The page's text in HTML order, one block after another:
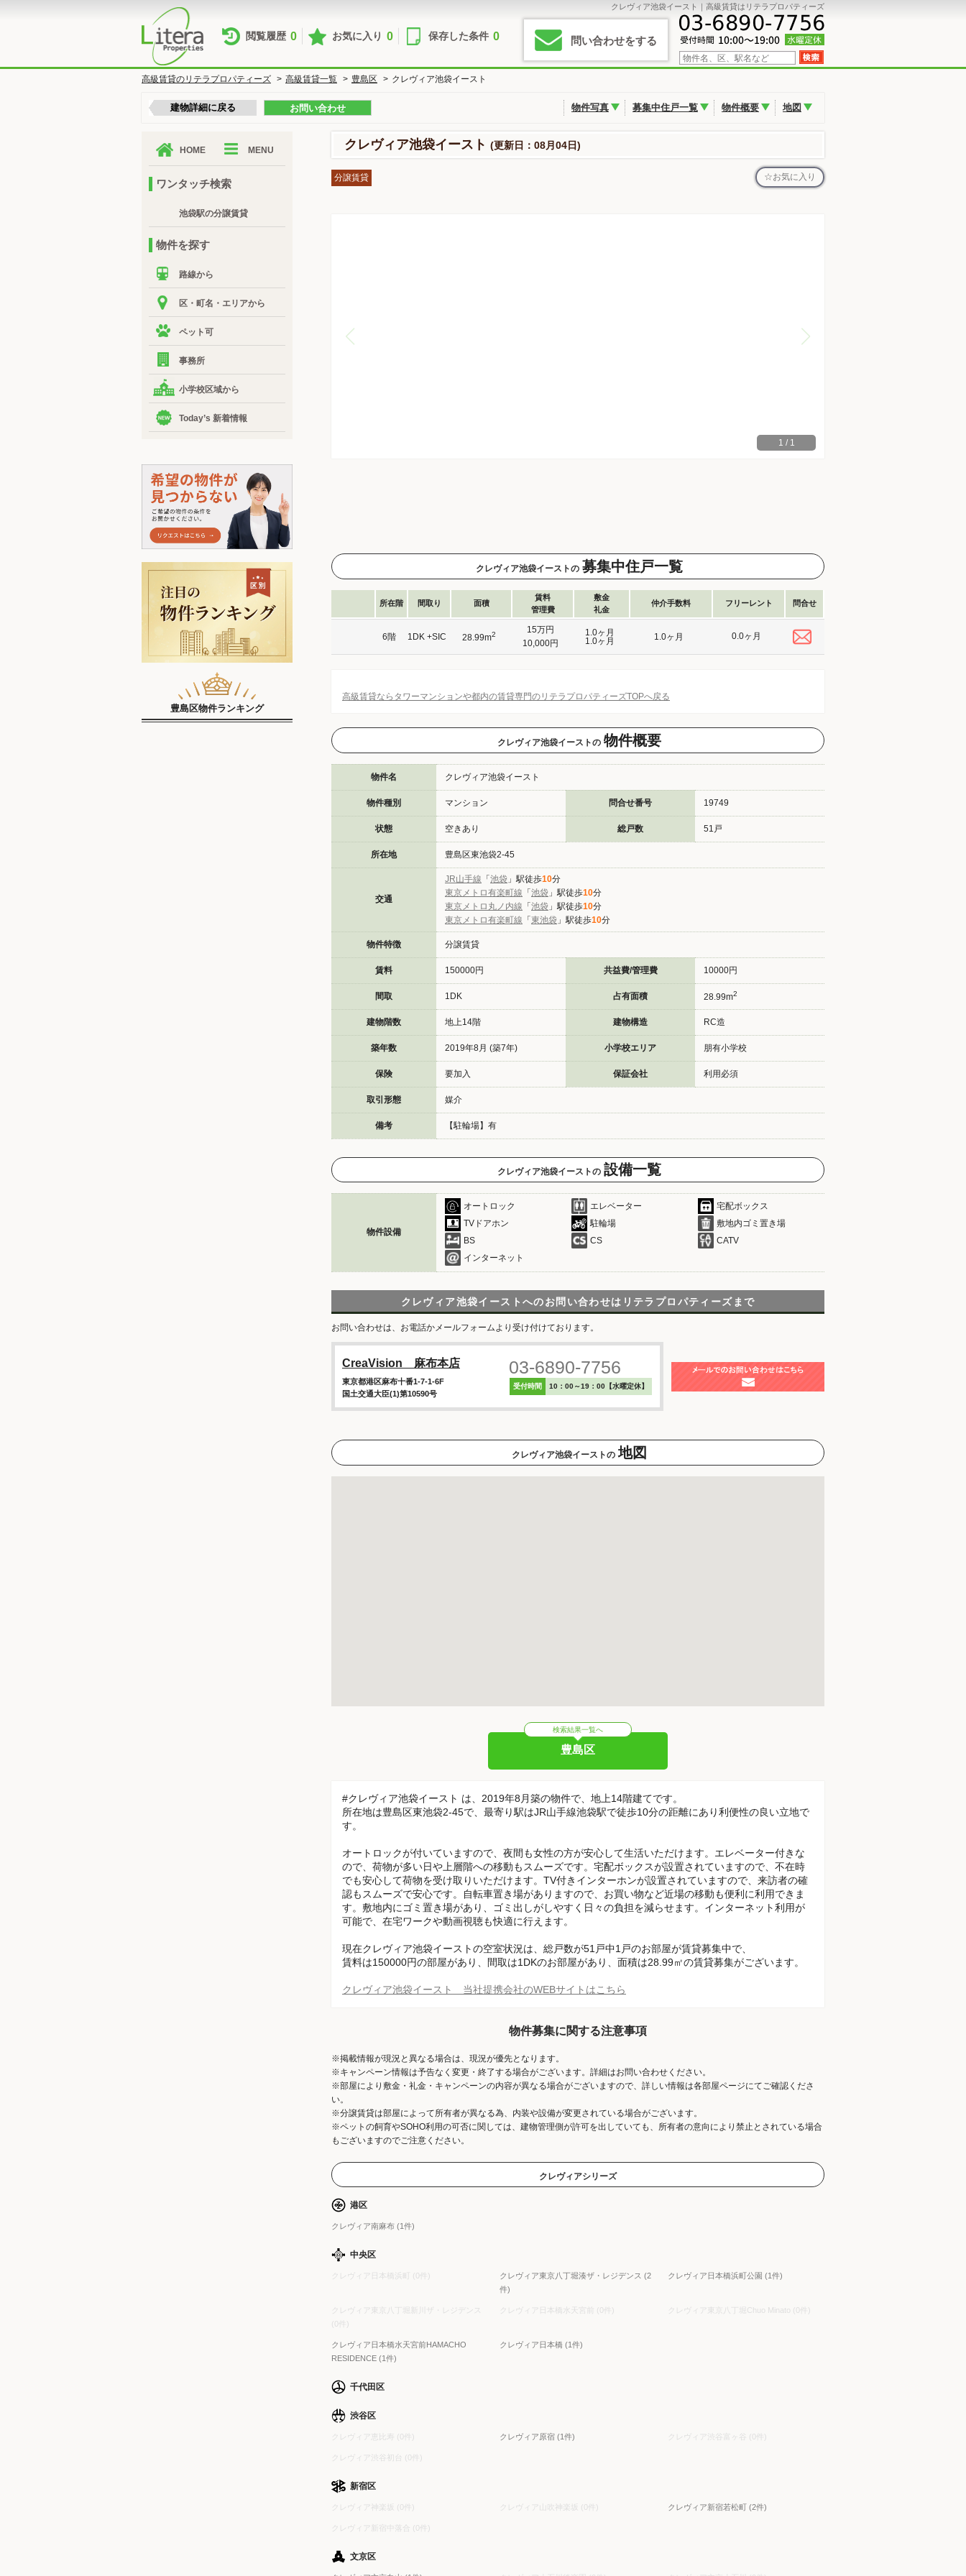
クレヴィア池袋イースト｜高級賃貸はリテラプロパティーズ
閲覧履歴 0 お気に入り 0 保存した条件 0 問い合わせをする
高級賃貸のリテラプロパティーズ > 高級賃貸一覧 > 豊島区 > クレヴィア池袋イースト
建物詳細に戻る お問い合わせ 物件写真 募集中住戸一覧 物件概要 地図
クレヴィア池袋イースト (更新日：08月04日)
分譲賃貸 お気に入り
1 / 1
クレヴィア池袋イーストの 募集中住戸一覧
所在階 間取り 面積
賃料
管理費
敷金
礼金
仲介手数料 フリーレント 問合せ
15万円
10,000円
1.0ヶ月
1.0ヶ月
1.0ヶ月 0.0ヶ月
6階 1DK +SIC 28.99m2
高級賃貸ならタワーマンションや都内の賃貸専門のリテラプロパティーズTOPへ戻る
クレヴィア池袋イーストの 物件概要
物件名 クレヴィア池袋イースト
物件種別 マンション 問合せ番号 19749
状態 空きあり 総戸数 51戸
所在地 豊島区東池袋2-45
交通
JR山手線 「池袋 」駅徒歩10分
東京メトロ有楽町線 「池袋 」駅徒歩10分
東京メトロ丸ノ内線 「池袋 」駅徒歩10分
東京メトロ有楽町線 「東池袋 」駅徒歩10分
物件特徴 分譲賃貸
賃料 150000円 共益費/管理費 10000円
間取 1DK 占有面積 28.99m2
建物階数 地上14階 建物構造 RC造
築年数 2019年8月 (築7年) 小学校エリア 朋有小学校
保険 要加入 保証会社 利用必須
取引形態 媒介
備考 【駐輪場】有
クレヴィア池袋イーストの 設備一覧
物件設備
オートロック エレベーター
宅配ボックス
TVドアホン
駐輪場
敷地内ゴミ置き場
BS
CS
CATV
インターネット
クレヴィア池袋イーストへのお問い合わせは リテラプロパティーズまで
お問い合わせは、お電話かメールフォームより受け付けております。
CreaVision 麻布本店
東京都港区麻布十番1-7-1-6F
国土交通大臣(1)第10590号
03-6890-7756
受付時間 10：00～19：00【水曜定休】
クレヴィア池袋イーストの 地図
検索結果一覧へ
豊島区
#クレヴィア池袋イースト は、2019年8月築の物件で、地上14階建てです。
所在地は豊島区東池袋2-45で、最寄り駅はJR山手線池袋駅で徒歩10分の距離にあり利便性の良い立地で
す。
オートロックが付いていますので、夜間も女性の方が安心して生活いただけます。エレベーター付きな
ので、荷物が多い日や上層階への移動もスムーズです。宅配ボックスが設置されていますので、不在時
でも安心して荷物を受け取りいただけます。TV付きインターホンが設置されていますので、来訪者の確
認もスムーズで安心です。自転車置き場がありますので、お買い物など近場の移動も便利に利用できま
す。敷地内にゴミ置き場があり、ゴミ出しがしやすく日々の負担を減らせます。インターネット利用が
可能で、在宅ワークや動画視聴も快適に行えます。
現在クレヴィア池袋イーストの空室状況は、総戸数が51戸中1戸のお部屋が賃貸募集中で、
賃料は150000円の部屋があり、間取は1DKのお部屋があり、面積は28.99㎡の賃貸募集がございます。
クレヴィア池袋イースト 当社提携会社のWEBサイトはこちら
物件募集に関する注意事項
※掲載情報が現況と異なる場合は、現況が優先となります。
※キャンペーン情報は予告なく変更・終了する場合がございます。詳細はお問い合わせください。
※部屋により敷金・礼金・キャンペーンの内容が異なる場合がございますので、詳しい情報は各部屋ページにてご確認くださ
い。
※分譲賃貸は部屋によって所有者が異なる為、内装や設備が変更されている場合がございます。
※ペットの飼育やSOHO利用の可否に関しては、建物管理側が許可を出していても、所有者の意向により禁止とされている場合
もございますのでご注意ください。
クレヴィアシリーズ
港区
クレヴィア南麻布 (1件)
中央区
クレヴィア日本橋浜町 (0件)
クレヴィア東京八丁堀湊ザ・レジデンス (2
件)
クレヴィア日本橋浜町公園 (1件)
クレヴィア東京八丁堀新川ザ・レジデンス
(0件)
クレヴィア日本橋水天宮前 (0件) クレヴィア東京八丁堀Chuo Minato (0件)
クレヴィア日本橋水天宮前HAMACHO
RESIDENCE (1件)
クレヴィア日本橋 (1件)
千代田区
渋谷区
クレヴィア恵比寿 (0件) クレヴィア原宿 (1件) クレヴィア渋谷富ヶ谷 (0件)
クレヴィア渋谷初台 (0件)
新宿区
クレヴィア神楽坂 (0件) クレヴィア山吹神楽坂 (0件) クレヴィア新宿若松町 (2件)
クレヴィア新宿中落合 (0件)
文京区
HOME MENU
ワンタッチ検索
池袋駅の分譲賃貸
物件を探す
路線から
区・町名・エリアから
ペット可
事務所
小学校区域から
Today’s 新着情報
豊島区物件ランキング